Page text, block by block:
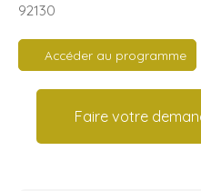
92130
Accéder au programme
Faire votre